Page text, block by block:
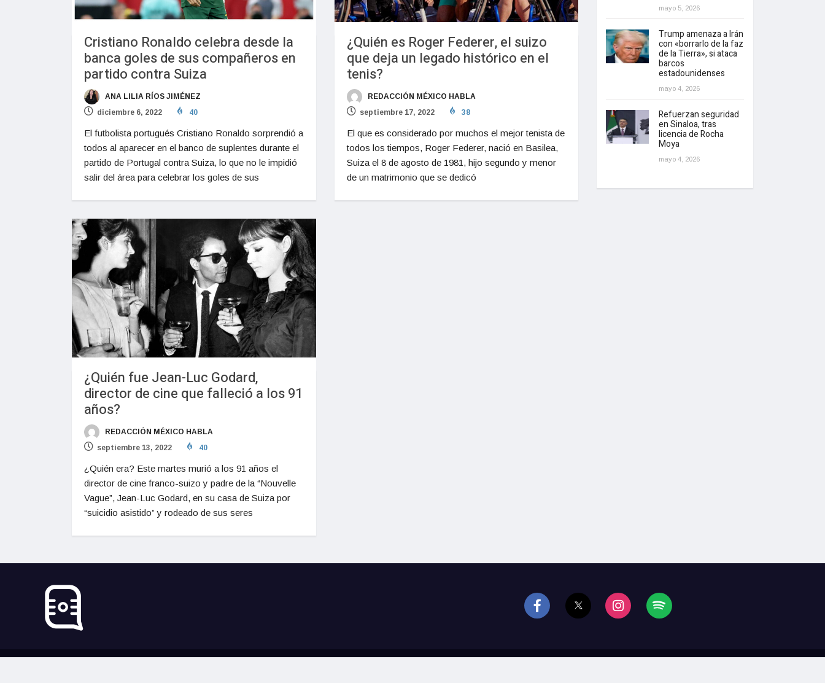
Cristiano Ronaldo celebra desde la
banca goles de sus compañeros en
partido contra Suiza
ANA LILIA RÍOS JIMÉNEZ
diciembre 6, 2022
40
El futbolista portugués Cristiano Ronaldo sorprendió a
todos al aparecer en el banco de suplentes durante el
partido de Portugal contra Suiza, lo que no le impidió
salir del área para celebrar los goles de sus
¿Quién es Roger Federer, el suizo
que deja un legado histórico en el
tenis?
REDACCIÓN MÉXICO HABLA
septiembre 17, 2022
38
El que es considerado por muchos el mejor tenista de
todos los tiempos, Roger Federer, nació en Basilea,
Suiza el 8 de agosto de 1981, hijo segundo y menor
de un matrimonio que se dedicó
¿Quién fue Jean-Luc Godard,
director de cine que falleció a los 91
años?
REDACCIÓN MÉXICO HABLA
septiembre 13, 2022
40
¿Quién era? Este martes murió a los 91 años el
director de cine franco-suizo y padre de la “Nouvelle
Vague”, Jean-Luc Godard, en su casa de Suiza por
“suicidio asistido” y rodeado de sus seres
mayo 5, 2026
Trump amenaza a Irán
con «borrarlo de la faz
de la Tierra», si ataca
barcos
estadounidenses
mayo 4, 2026
Refuerzan seguridad
en Sinaloa, tras
licencia de Rocha
Moya
mayo 4, 2026